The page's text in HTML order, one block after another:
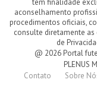
tem finalidade
aconselhamento
procedimentos oficiais,
consulte diretamente
de
@ 2026 Portal
PLENUS
Contato
Sobre